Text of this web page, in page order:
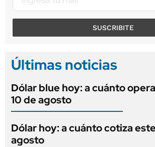
SUSCRIBITE
Últimas noticias
Dólar blue hoy: a cuánto
10 de agosto
Dólar hoy: a cuánto cotiza
agosto